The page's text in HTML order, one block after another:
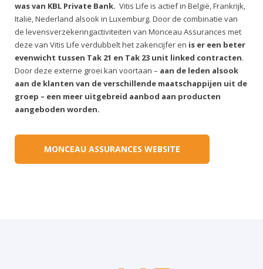
was van KBL Private Bank. Vitis Life is actief in België, Frankrijk,
Italië, Nederland alsook in Luxemburg. Door de combinatie van
de levensverzekeringactiviteiten van Monceau Assurances met
deze van Vitis Life verdubbelt het zakencijfer en is er een beter
evenwicht tussen Tak 21 en Tak 23 unit linked contracten.
Door deze externe groei kan voortaan – aan de leden alsook
aan de klanten van de verschillende maatschappijen uit de
groep – een meer uitgebreid aanbod aan producten
aangeboden worden.
MONCEAU ASSURANCES WEBSITE